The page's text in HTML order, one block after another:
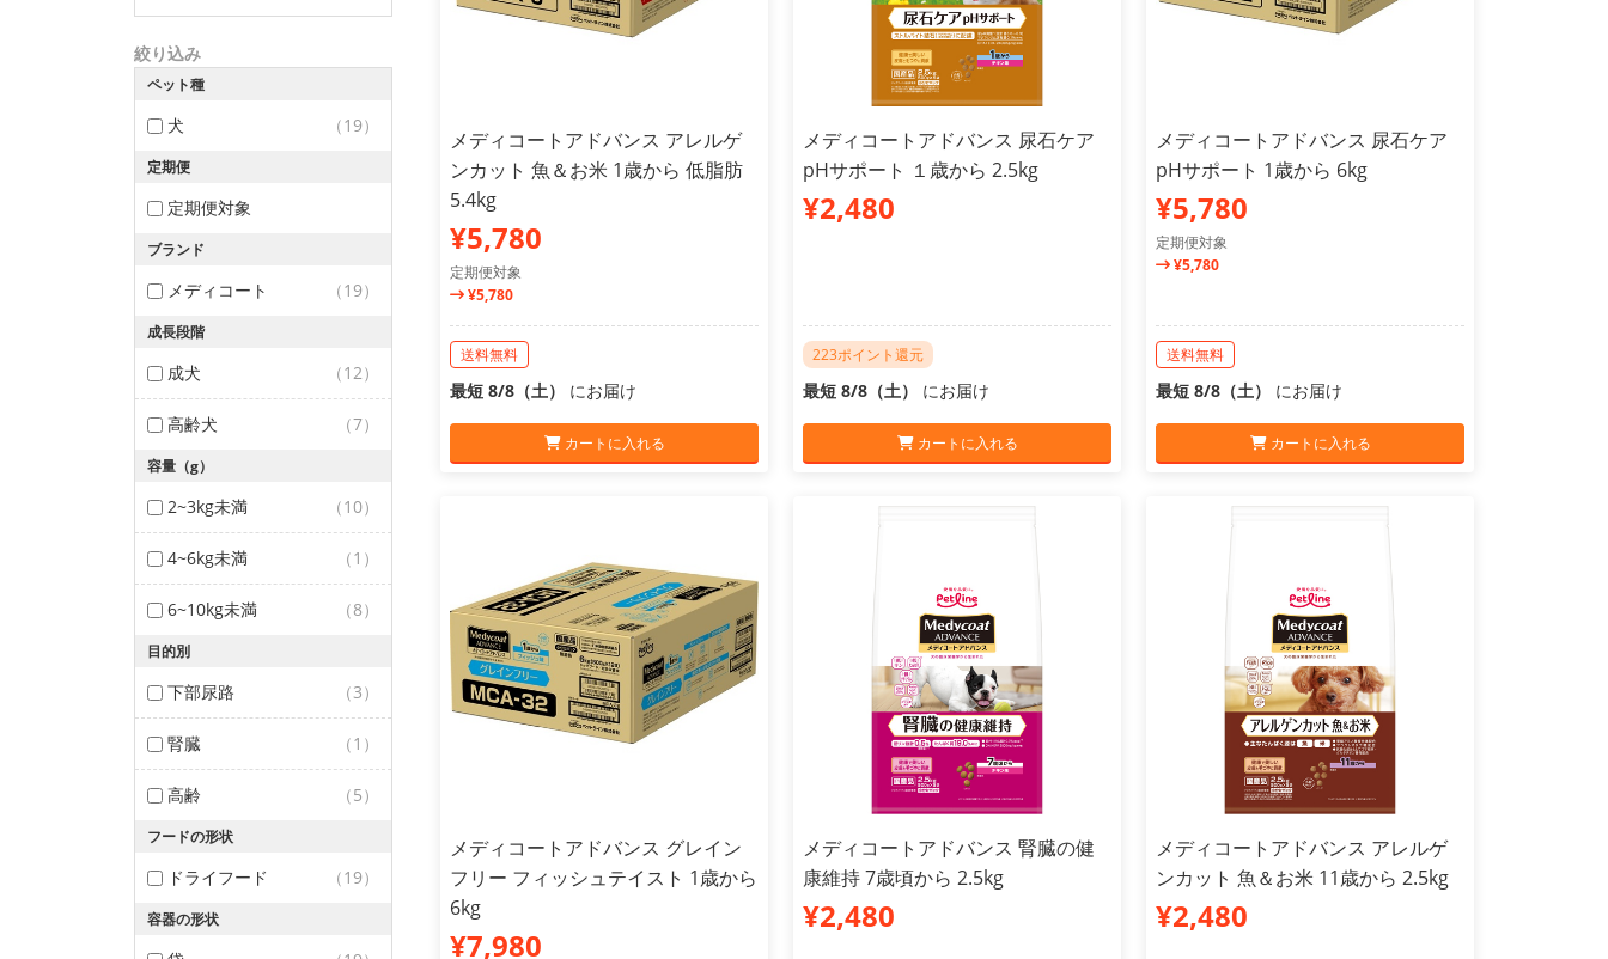
絞り込み
ペット種
犬 （19）
定期便
定期便対象
ブランド
メディコート （19）
成長段階
成犬 （12）
高齢犬 （7）
容量（g）
2~3kg未満 （10）
4~6kg未満 （1）
6~10kg未満 （8）
目的別
下部尿路 （3）
腎臓 （1）
高齢 （5）
フードの形状
ドライフード （19）
容器の形状
メディコートアドバンス アレルゲ
ンカット 魚＆お米 1歳から 低脂肪
5.4kg
¥5,780
定期便対象
¥5,780
送料無料
最短 8/8（土） にお届け
カートに入れる
メディコートアドバンス 尿石ケア
pHサポート １歳から 2.5kg
¥2,480
223ポイント還元
最短 8/8（土） にお届け
カートに入れる
メディコートアドバンス 尿石ケア
pHサポート 1歳から 6kg
¥5,780
定期便対象
¥5,780
送料無料
最短 8/8（土） にお届け
カートに入れる
メディコートアドバンス グレイン
フリー フィッシュテイスト 1歳から
6kg
¥7,980
メディコートアドバンス 腎臓の健
康維持 7歳頃から 2.5kg
¥2,480
メディコートアドバンス アレルゲ
ンカット 魚＆お米 11歳から 2.5kg
¥2,480